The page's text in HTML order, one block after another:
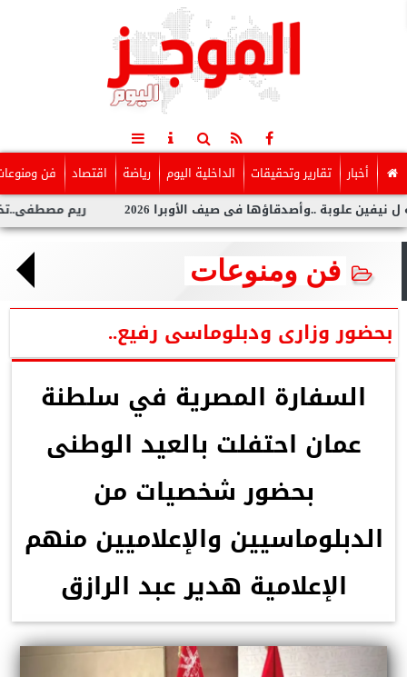
أخبار تقارير وتحقيقات الداخلية اليوم رياضة اقتصاد فن
ريم مصطفى..تخطف الأنظار ..وأصدقاؤها فى صيف الأوبرا 2026
فن ومنوعات
بحضور وزارى ودبلوماسى رفيع..
السفارة المصرية في سلطنة
عمان احتفلت بالعيد الوطنى
بحضور شخصيات من
الدبلوماسيين والإعلاميين منهم
الإعلامية هدير عبد الرازق